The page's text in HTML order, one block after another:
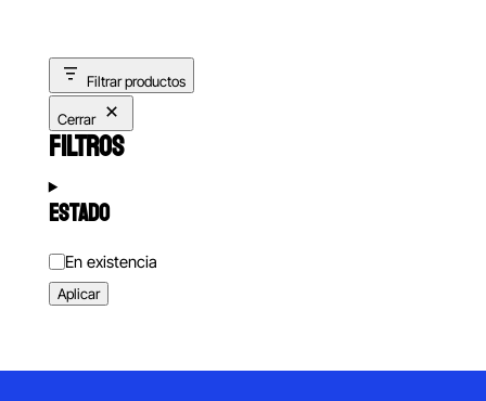
$153.00.$99.00.
Filtrar productos
Cerrar
FILTROS
ESTADO
Estado
En existencia
Aplicar